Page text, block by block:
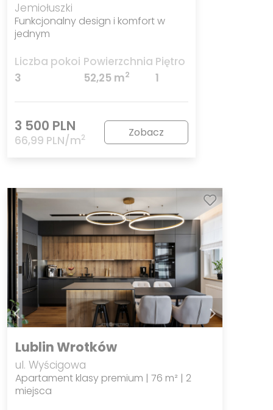
Jemiołuszki
Funkcjonalny design i komfort w
jednym
Liczba pokoi
3
Powierzchnia
52,25 m2
Piętro
1
3 500 PLN
66,99 PLN/m2 Zobacz
Lublin Wrotków
ul. Wyścigowa
Apartament klasy premium | 76 m² | 2
miejsca